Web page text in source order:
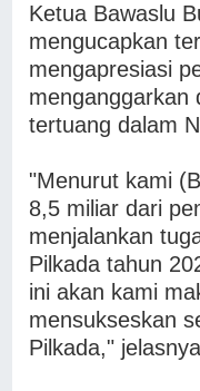
Ketua Bawaslu
mengucapkan
mengapresiasi
menganggarkan
tertuang dalam
"Menurut kami
8,5 miliar dari
menjalankan
Pilkada tahun
ini akan kami
mensukseskan
Pilkada,"